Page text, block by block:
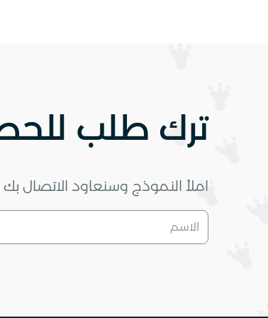
ترك طلب
املأ النموذج وسنعاود الاتصال بك في